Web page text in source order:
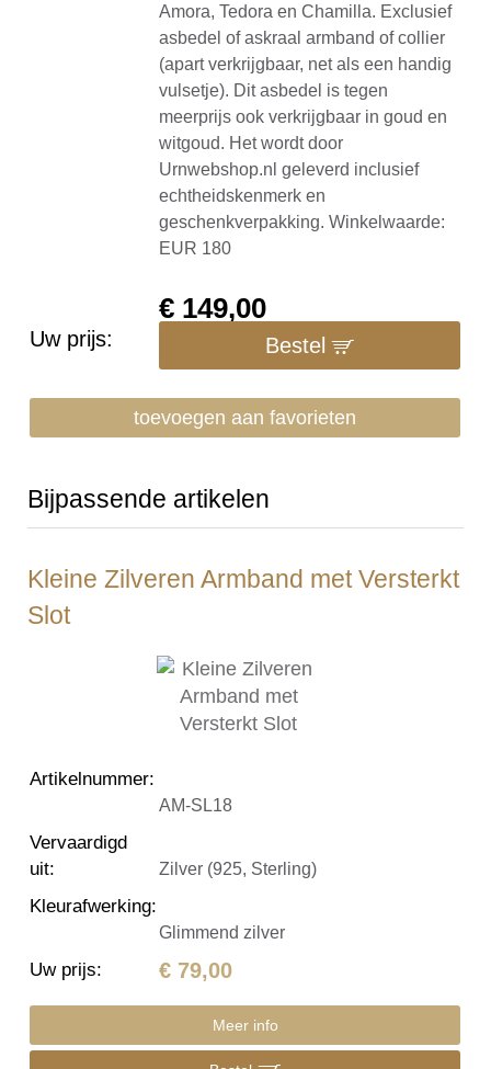
Amora, Tedora en Chamilla. Exclusief
asbedel of askraal armband of collier
(apart verkrijgbaar, net als een handig
vulsetje). Dit asbedel is tegen
meerprijs ook verkrijgbaar in goud en
witgoud. Het wordt door
Urnwebshop.nl geleverd inclusief
echtheidskenmerk en
geschenkverpakking. Winkelwaarde:
EUR 180
Uw prijs:
€ 149,00
Bestel
toevoegen aan favorieten
Bijpassende artikelen
Kleine Zilveren Armband met Versterkt
Slot
Artikelnummer:
AM-SL18
Vervaardigd
uit: Zilver (925, Sterling)
Kleurafwerking:
Glimmend zilver
Uw prijs: € 79,00
Meer info